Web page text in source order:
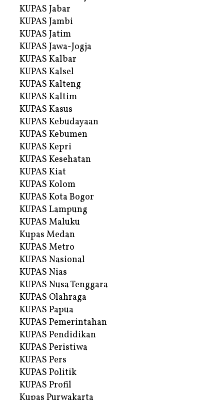
KUPAS Jabar
KUPAS Jambi
KUPAS Jatim
KUPAS Jawa-Jogja
KUPAS Kalbar
KUPAS Kalsel
KUPAS Kalteng
KUPAS Kaltim
KUPAS Kasus
KUPAS Kebudayaan
KUPAS Kebumen
KUPAS Kepri
KUPAS Kesehatan
KUPAS Kiat
KUPAS Kolom
KUPAS Kota Bogor
KUPAS Lampung
KUPAS Maluku
Kupas Medan
KUPAS Metro
KUPAS Nasional
KUPAS Nias
KUPAS Nusa Tenggara
KUPAS Olahraga
KUPAS Papua
KUPAS Pemerintahan
KUPAS Pendidikan
KUPAS Peristiwa
KUPAS Pers
KUPAS Politik
KUPAS Profil